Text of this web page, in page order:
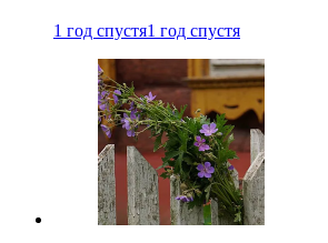
1 год спустя1 год спустя